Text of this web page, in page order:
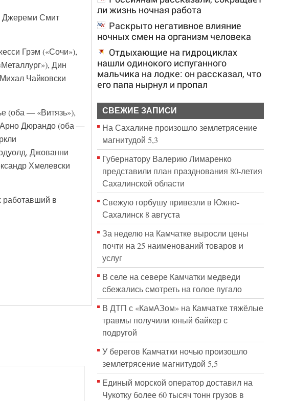
Джереми Смит
Грэм («Сочи»),
Дин
Чайковски
(оба — «Витязь»),
Арно Дюрандо (оба —
Джованни
Хмелевски
работавший в
ли жизнь ночная работа
Раскрыто негативное влияние
ночных смен на организм человека
Отдыхающие на гидроциклах
нашли одинокого испуганного
мальчика на лодке: он рассказал, что
его папа нырнул и пропал
СВЕЖИЕ ЗАПИСИ
На Сахалине произошло землетрясение
магнитудой 5,3
Губернатору Валерию Лимаренко
представили план празднования 80-летия
Сахалинской области
Свежую горбушу привезли в Южно-
Сахалинск 8 августа
За неделю на Камчатке выросли цены
почти на 25 наименований товаров и
услуг
В селе на севере Камчатки медведи
сбежались смотреть на голое пугало
В ДТП с «КамАЗом» на Камчатке тяжёлые
травмы получили юный байкер с
подругой
У берегов Камчатки ночью произошло
землетрясение магнитудой 5,5
Единый морской оператор доставил на
Чукотку более 60 тысяч тонн грузов в